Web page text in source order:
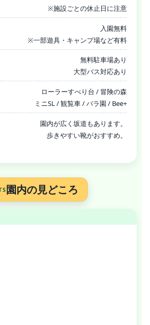
※施設ごとの休止日に注意
入園無料
※一部遊具・キャンプ場など有料
無料駐車場あり
大型バス対応あり
ローラーすべり台 / 冒険の森
ミニSL / 観覧車 / バラ園 / Bee+
園内が広く坂道もあります。
歩きやすい靴がおすすめ。
園内の見どころ